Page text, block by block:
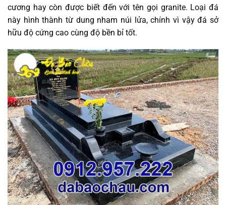
cương hay còn được biết đến với tên gọi granite. Loại đá
này hình thành từ dung nham núi lửa, chính vì vậy đá sở
hữu độ cứng cao cùng độ bền bỉ tốt.